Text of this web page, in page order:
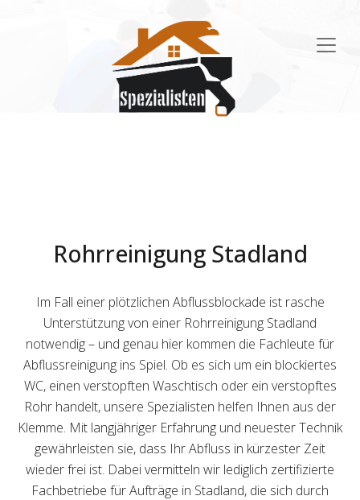
Rohrreinigung Stadland
Im Fall einer plötzlichen Abflussblockade ist rasche
Unterstützung von einer Rohrreinigung Stadland
notwendig – und genau hier kommen die Fachleute für
Abflussreinigung ins Spiel. Ob es sich um ein blockiertes
WC, einen verstopften Waschtisch oder ein verstopftes
Rohr handelt, unsere Spezialisten helfen Ihnen aus der
Klemme. Mit langjähriger Erfahrung und neuester Technik
gewährleisten sie, dass Ihr Abfluss in kürzester Zeit
wieder frei ist. Dabei vermitteln wir lediglich zertifizierte
Fachbetriebe für Aufträge in Stadland, die sich durch